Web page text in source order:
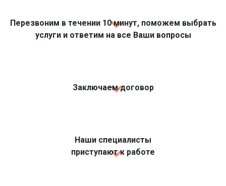
Перезвоним в течении 10 минут, поможем выбрать
услуги и ответим на все Ваши вопросы
Заключаем договор
Наши специалисты
приступают к работе